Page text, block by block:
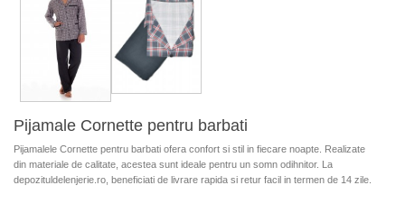
Pijamale Cornette pentru barbati
Pijamalele Cornette pentru barbati ofera confort si stil in fiecare noapte. Realizate
din materiale de calitate, acestea sunt ideale pentru un somn odihnitor. La
depozituldelenjerie.ro, beneficiati de livrare rapida si retur facil in termen de 14 zile.